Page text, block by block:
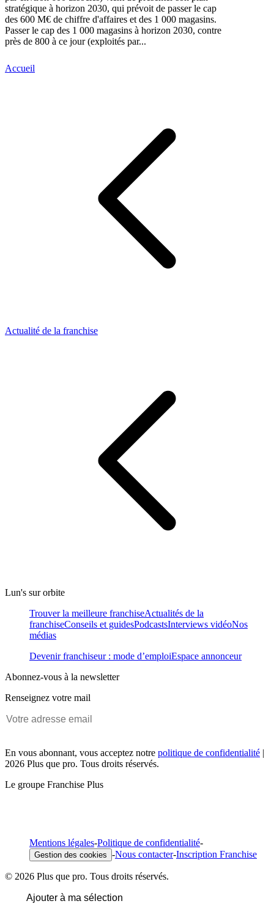
stratégique à horizon 2030, qui prévoit de passer le cap
des 600 M€ de chiffre d'affaires et des 1 000 magasins.
Passer le cap des 1 000 magasins à horizon 2030, contre
près de 800 à ce jour (exploités par...
Accueil
Actualité de la franchise
Lun's sur orbite
Trouver la meilleure franchiseActualités de la
franchiseConseils et guidesPodcastsInterviews vidéoNos
médias
Devenir franchiseur : mode d’emploiEspace annonceur
Abonnez-vous à la newsletter
Renseignez votre mail
En vous abonnant, vous acceptez notre politique de confidentialité |
2026 Plus que pro. Tous droits réservés.
Le groupe Franchise Plus
Mentions légales-Politique de confidentialité-
Gestion des cookies -Nous contacter-Inscription Franchise
© 2026 Plus que pro. Tous droits réservés.
Ajouter à ma sélection